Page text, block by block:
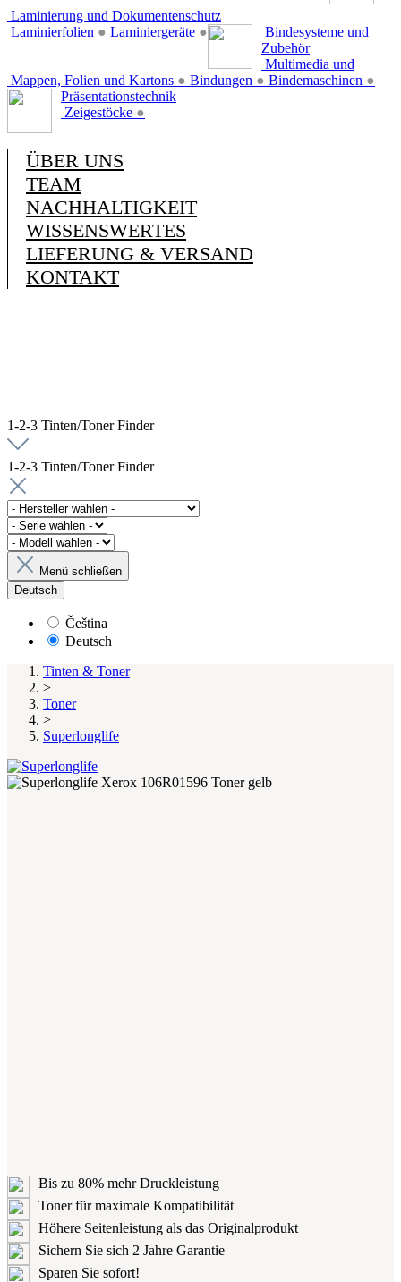
Laminierung und Dokumentenschutz
Laminierfolien ● Laminiergeräte ●
Bindesysteme und
Zubehör
Mappen, Folien und Kartons ● Bindungen ● Bindemaschinen ●
Multimedia und
Präsentationstechnik
Zeigestöcke ●
ÜBER UNS
TEAM
NACHHALTIGKEIT
WISSENSWERTES
LIEFERUNG & VERSAND
KONTAKT
1-2-3 Tinten/Toner Finder
1-2-3 Tinten/Toner Finder
Menü schließen
Deutsch
Čeština
Deutsch
Tinten & Toner
>
Toner
>
Superlonglife
Bis zu 80% mehr Druckleistung
Toner für maximale Kompatibilität
Höhere Seitenleistung als das Originalprodukt
Sichern Sie sich 2 Jahre Garantie
Sparen Sie sofort!